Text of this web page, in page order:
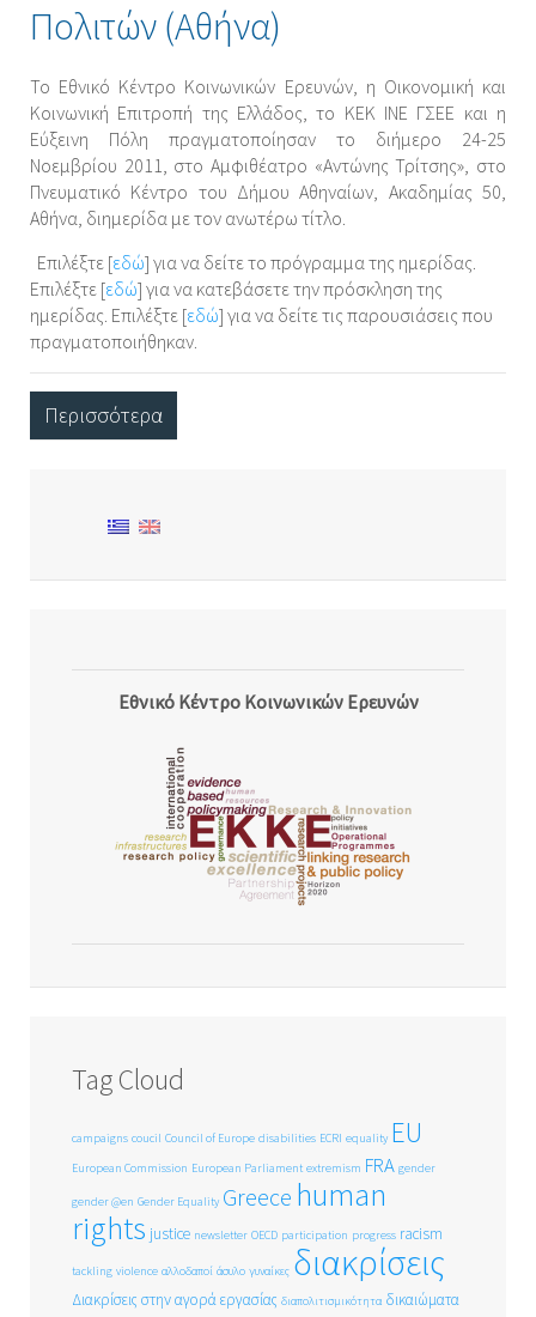
Πολιτών (Αθήνα)
Το Εθνικό Κέντρο Κοινωνικών Ερευνών, η Οικονομική και
Κοινωνική Επιτροπή της Ελλάδος, το ΚΕΚ ΙΝΕ ΓΣΕΕ και η
Εύξεινη Πόλη πραγματοποίησαν το διήμερο 24-25
Νοεμβρίου 2011, στο Αμφιθέατρο «Αντώνης Τρίτσης», στο
Πνευματικό Κέντρο του Δήμου Αθηναίων, Ακαδημίας 50,
Αθήνα, διημερίδα με τον ανωτέρω τίτλο.
Επιλέξτε [εδώ] για να δείτε το πρόγραμμα της ημερίδας.
Επιλέξτε [εδώ] για να κατεβάσετε την πρόσκληση της
ημερίδας. Επιλέξτε [εδώ] για να δείτε τις παρουσιάσεις που
πραγματοποιήθηκαν.
Περισσότερα
Εθνικό Κέντρο Κοινωνικών Ερευνών
Tag Cloud
campaigns coucil Council of Europe disabilities ECRI equality EU
European Commission European Parliament extremism FRA gender
gender @en Gender Equality Greece human
rights justice newsletter OECD participation progress racism
tackling violence αλλοδαποί άσυλο γυναίκες διακρίσεις
Διακρίσεις στην αγορά εργασίας διαπολιτισμικότητα δικαιώματα